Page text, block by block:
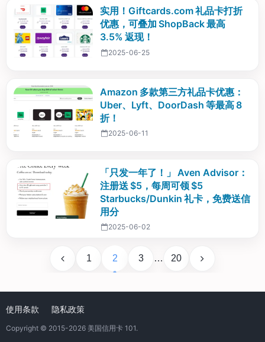
实用！Giftcards.com 礼品卡打折
优惠，可叠加 ShopBack 最高
3.5% 返现！
2025-06-25
Amazon 多款第三方礼品卡优惠：
Uber、Lyft、DoorDash 等最高 8
折！
2025-06-11
「只发一年了！」 Aven Advisor：
注册送 $5，每周可领 $5
Starbucks/Dunkin 礼卡，免费送信
用分
2025-06-02
1 2 3 … 20
使用条款 隐私政策
Copyright © 2015-2026 美国信用卡 101.